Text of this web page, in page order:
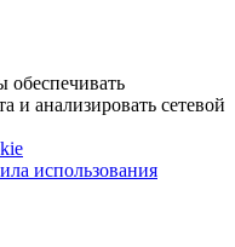
и анализировать сетевой
использования